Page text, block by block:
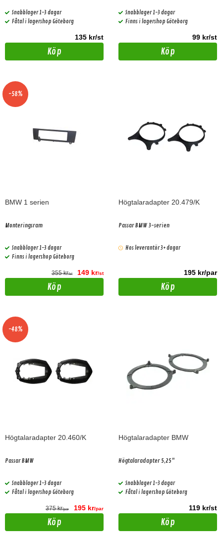
Snabblager 1-3 dagar
Fåtal i lagershop Göteborg
135 kr/st
Köp
Snabblager 1-3 dagar
Finns i lagershop Göteborg
99 kr/st
Köp
-58%
BMW 1 serien
Monteringsram
Snabblager 1-3 dagar
Finns i lagershop Göteborg
355 kr/st 149 kr/st
Köp
Högtalaradapter 20.479/K
Passar BMW 3-serien
Hos leverantör 3+ dagar
195 kr/par
Köp
-48%
Högtalaradapter 20.460/K
Passar BMW
Snabblager 1-3 dagar
Fåtal i lagershop Göteborg
375 kr/par 195 kr/par
Köp
Högtalaradapter BMW
Högtalaradapter 5,25"
Snabblager 1-3 dagar
Fåtal i lagershop Göteborg
119 kr/st
Köp